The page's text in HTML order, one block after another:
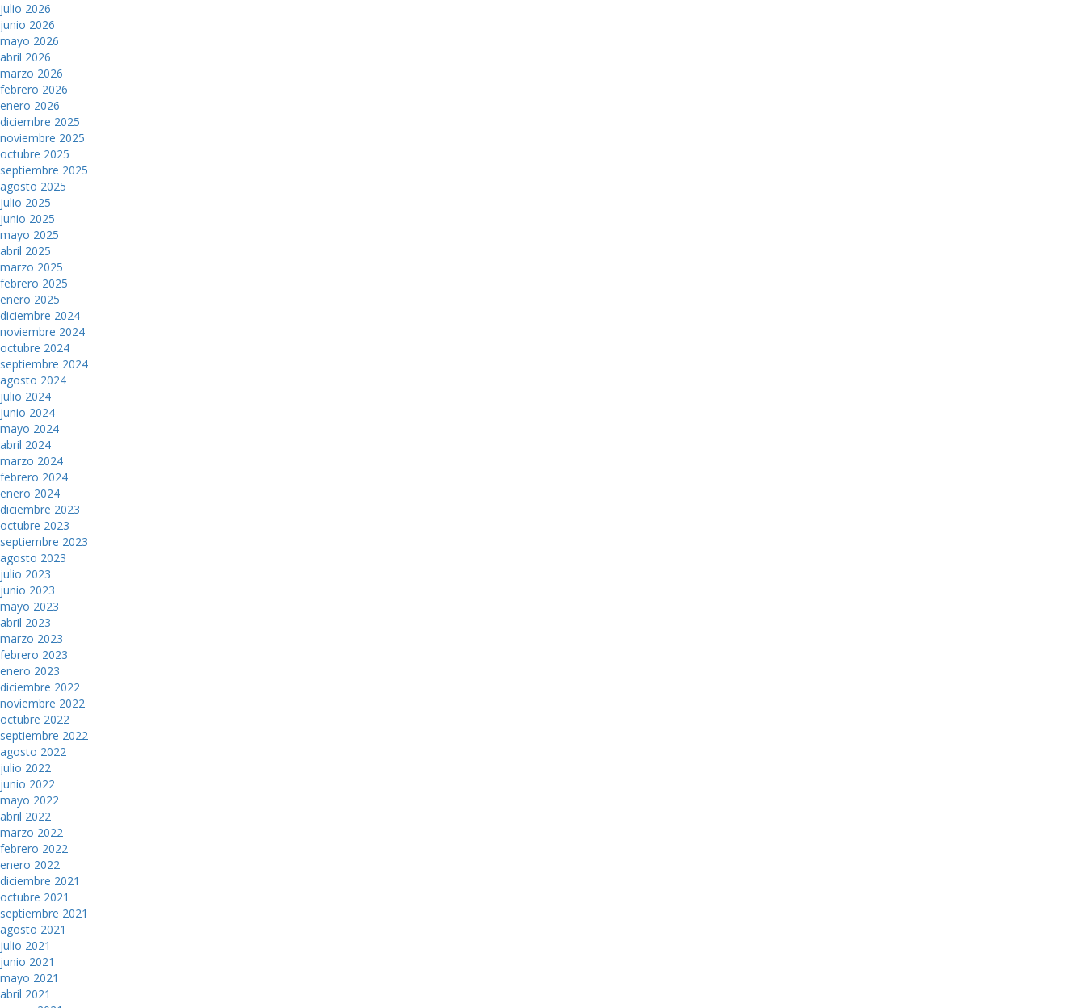
julio 2026
junio 2026
mayo 2026
abril 2026
marzo 2026
febrero 2026
enero 2026
diciembre 2025
noviembre 2025
octubre 2025
septiembre 2025
agosto 2025
julio 2025
junio 2025
mayo 2025
abril 2025
marzo 2025
febrero 2025
enero 2025
diciembre 2024
noviembre 2024
octubre 2024
septiembre 2024
agosto 2024
julio 2024
junio 2024
mayo 2024
abril 2024
marzo 2024
febrero 2024
enero 2024
diciembre 2023
octubre 2023
septiembre 2023
agosto 2023
julio 2023
junio 2023
mayo 2023
abril 2023
marzo 2023
febrero 2023
enero 2023
diciembre 2022
noviembre 2022
octubre 2022
septiembre 2022
agosto 2022
julio 2022
junio 2022
mayo 2022
abril 2022
marzo 2022
febrero 2022
enero 2022
diciembre 2021
octubre 2021
septiembre 2021
agosto 2021
julio 2021
junio 2021
mayo 2021
abril 2021